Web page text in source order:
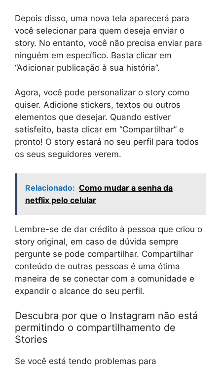
Depois disso, uma nova tela aparecerá para
você selecionar para quem deseja enviar o
story. No entanto, você não precisa enviar para
ninguém em específico. Basta clicar em
“Adicionar publicação à sua história”.
Agora, você pode personalizar o story como
quiser. Adicione stickers, textos ou outros
elementos que desejar. Quando estiver
satisfeito, basta clicar em “Compartilhar” e
pronto! O story estará no seu perfil para todos
os seus seguidores verem.
Relacionado: Como mudar a senha da
netflix pelo celular
Lembre-se de dar crédito à pessoa que criou o
story original, em caso de dúvida sempre
pergunte se pode compartilhar. Compartilhar
conteúdo de outras pessoas é uma ótima
maneira de se conectar com a comunidade e
expandir o alcance do seu perfil.
Descubra por que o Instagram não está
permitindo o compartilhamento de
Stories
Se você está tendo problemas para